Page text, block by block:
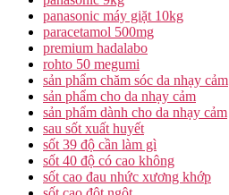
panasonic máy giặt 10kg
paracetamol 500mg
premium hadalabo
rohto 50 megumi
sản phẩm chăm sóc da nhạy cảm
sản phẩm cho da nhạy cảm
sản phẩm dành cho da nhạy cảm
sau sốt xuất huyết
sốt 39 độ cần làm gì
sốt 40 độ có cao không
sốt cao đau nhức xương khớp